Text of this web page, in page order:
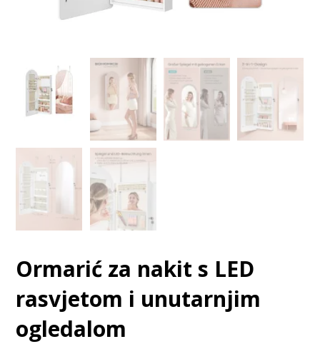
Ormarić za nakit s LED
rasvjetom i unutarnjim
ogledalom